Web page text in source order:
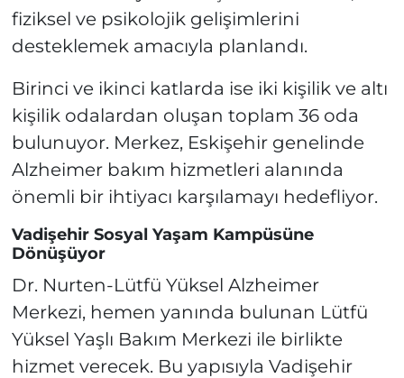
fiziksel ve psikolojik gelişimlerini
desteklemek amacıyla planlandı.
Birinci ve ikinci katlarda ise iki kişilik ve altı
kişilik odalardan oluşan toplam 36 oda
bulunuyor. Merkez, Eskişehir genelinde
Alzheimer bakım hizmetleri alanında
önemli bir ihtiyacı karşılamayı hedefliyor.
Vadişehir Sosyal Yaşam Kampüsüne
Dönüşüyor
Dr. Nurten-Lütfü Yüksel Alzheimer
Merkezi, hemen yanında bulunan Lütfü
Yüksel Yaşlı Bakım Merkezi ile birlikte
hizmet verecek. Bu yapısıyla Vadişehir